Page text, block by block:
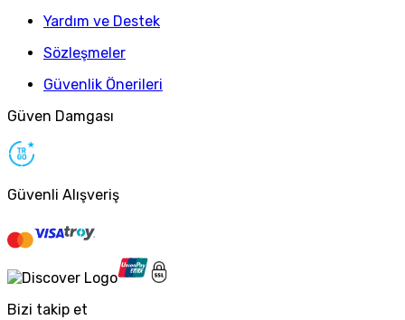
Yardım ve Destek
Sözleşmeler
Güvenlik Önerileri
Güven Damgası
Güvenli Alışveriş
Bizi takip et